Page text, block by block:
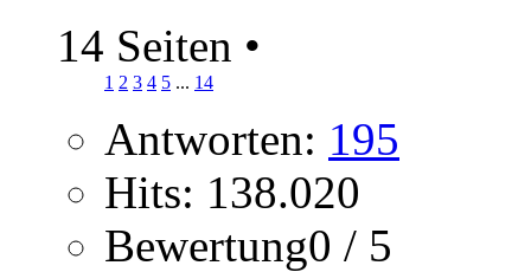
14 Seiten •
1 2 3 4 5 ... 14
Antworten: 195
Hits: 138.020
Bewertung0 / 5